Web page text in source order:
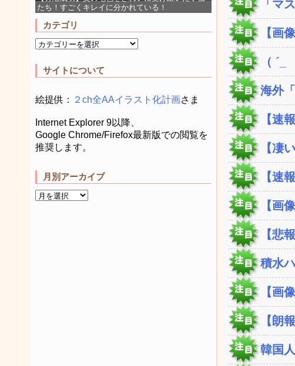
たち！すごくキレイに分かれている！
カテゴリ
サイトについて
絵提供： ２ch全AAイラスト化計画さま
Internet Explorer 9以降、
Google Chrome/Firefox最新版での閲覧を
推奨します。
月別アーカイブ
「マ
【画
（
海外
【速
【凄
【速
【画
【悲
積水
【画
【朗
韓国